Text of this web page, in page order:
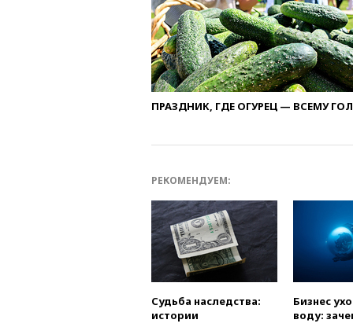
ПРАЗДНИК, ГДЕ ОГУРЕЦ — ВСЕМУ
РЕКОМЕНДУЕМ:
Судьба наследства:
истории
Бизнес
воду: